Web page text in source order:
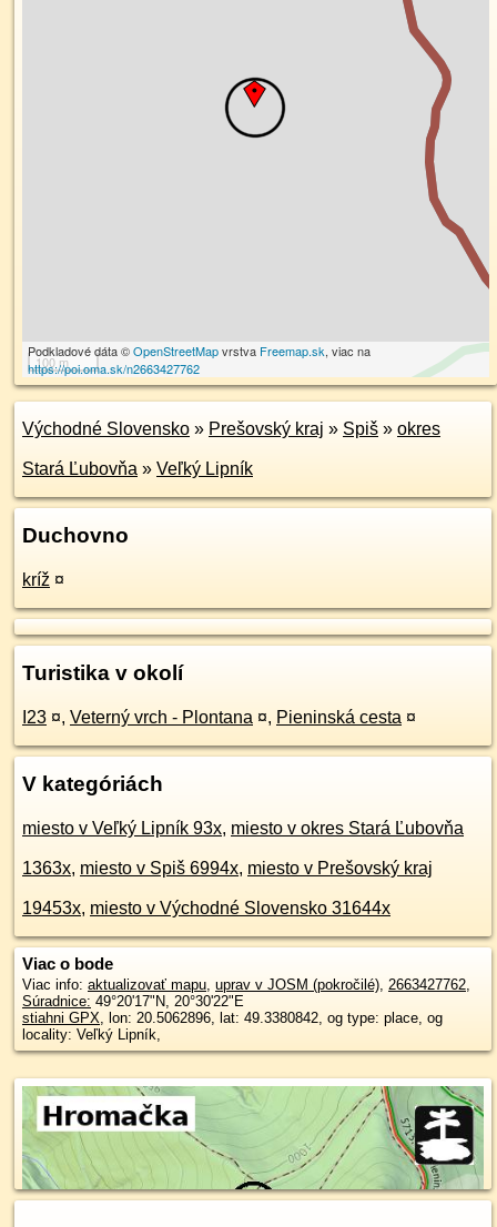
100 m
Podkladové dáta ©OpenStreetMapvrstva Freemap.sk, viac na
https://poi.oma.sk/n2663427762
Východné Slovensko » Prešovský kraj » Spiš » okres
Stará Ľubovňa » Veľký Lipník
Duchovno
kríž ¤
Turistika v okolí
I23 ¤, Veterný vrch - Plontana ¤, Pieninská cesta ¤
V kategóriách
miesto v Veľký Lipník 93x, miesto v okres Stará Ľubovňa
1363x, miesto v Spiš 6994x, miesto v Prešovský kraj
19453x, miesto v Východné Slovensko 31644x
Viac o bode
Viac info: aktualizovať mapu, uprav v JOSM (pokročilé), 2663427762,
Súradnice: 49°20'17"N, 20°30'22"E
stiahni GPX, lon: 20.5062896, lat: 49.3380842, og type: place, og
locality: Veľký Lipník,